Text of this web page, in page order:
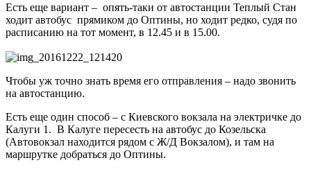
Есть еще вариант – опять-таки от автостанции Теплый Стан
ходит автобус прямиком до Оптины, но ходит редко, судя по
расписанию на тот момент, в 12.45 и в 15.00.
Чтобы уж точно знать время его отправления – надо звонить
на автостанцию.
Есть еще один способ – с Киевского вокзала на электричке до
Калуги 1. В Калуге пересесть на автобус до Козельска
(Автовокзал находится рядом с Ж/Д Вокзалом), и там на
маршрутке добраться до Оптины.